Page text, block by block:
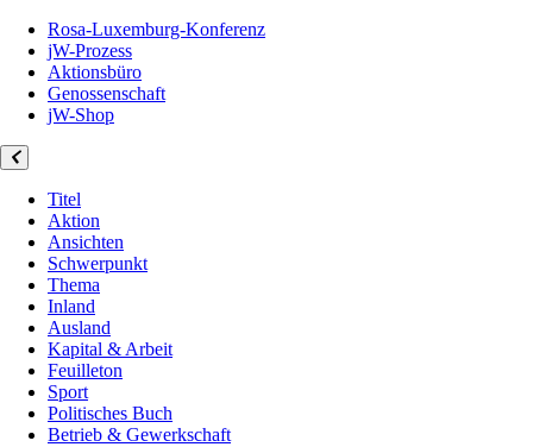
Rosa-Luxemburg-Konferenz
jW-Prozess
Aktionsbüro
Genossenschaft
jW-Shop
Titel
Aktion
Ansichten
Schwerpunkt
Thema
Inland
Ausland
Kapital & Arbeit
Feuilleton
Sport
Politisches Buch
Betrieb & Gewerkschaft